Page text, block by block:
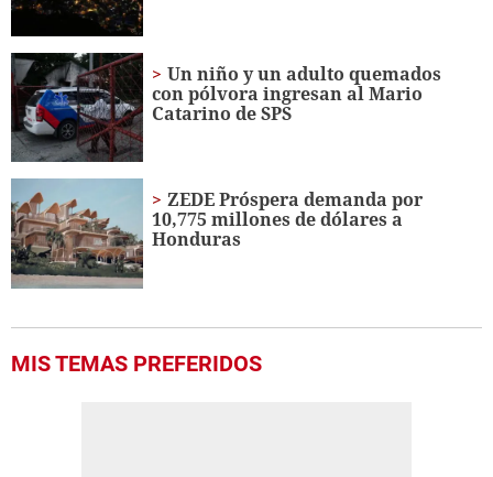
Un niño y un adulto quemados
con pólvora ingresan al Mario
Catarino de SPS
ZEDE Próspera demanda por
10,775 millones de dólares a
Honduras
MIS TEMAS PREFERIDOS